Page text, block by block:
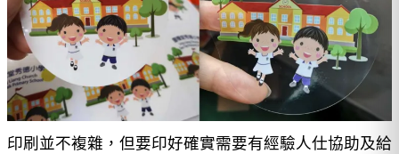
印刷並不複雜，但要印好確實需要有經驗人仕協助及給